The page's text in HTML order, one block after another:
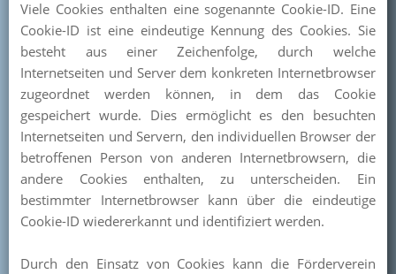
Viele Cookies enthalten eine sogenannte Cookie-ID. Eine
Cookie-ID ist eine eindeutige Kennung des Cookies. Sie
besteht aus einer Zeichenfolge, durch welche
Internetseiten und Server dem konkreten Internetbrowser
zugeordnet werden können, in dem das Cookie
gespeichert wurde. Dies ermöglicht es den besuchten
Internetseiten und Servern, den individuellen Browser der
betroffenen Person von anderen Internetbrowsern, die
andere Cookies enthalten, zu unterscheiden. Ein
bestimmter Internetbrowser kann über die eindeutige
Cookie-ID wiedererkannt und identifiziert werden.
Durch den Einsatz von Cookies kann die Förderverein